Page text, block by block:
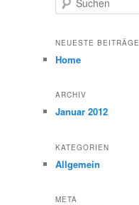
u
h
n
NEUESTE BEITRÄGE
Home
ARCHIV
Januar 2012
KATEGORIEN
Allgemein
META